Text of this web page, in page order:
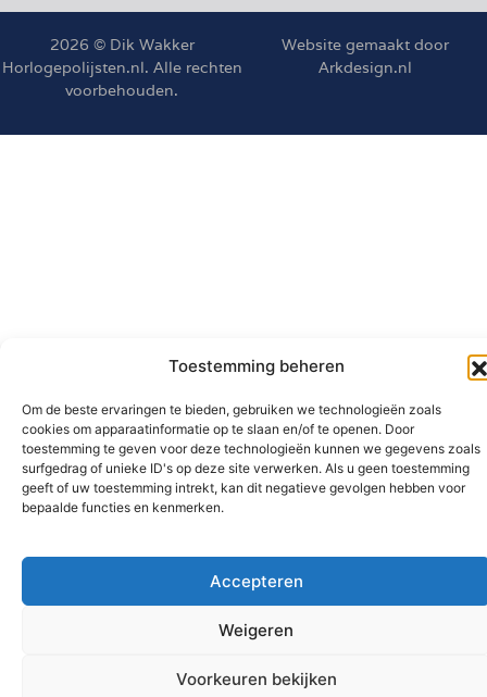
Toestemming beheren
Om de beste ervaringen te bieden, gebruiken we technologieën zoals
cookies om apparaatinformatie op te slaan en/of te openen. Door
toestemming te geven voor deze technologieën kunnen we gegevens zoals
surfgedrag of unieke ID's op deze site verwerken. Als u geen toestemming
geeft of uw toestemming intrekt, kan dit negatieve gevolgen hebben voor
bepaalde functies en kenmerken.
Accepteren
Weigeren
Voorkeuren bekijken
2026 © Dik Wakker
Horlogepolijsten.nl. Alle rechten
voorbehouden.
Website gemaakt door
Arkdesign.nl